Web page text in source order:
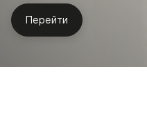
Перейти